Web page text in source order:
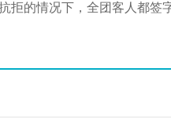
拒的情况下，全团客人都签